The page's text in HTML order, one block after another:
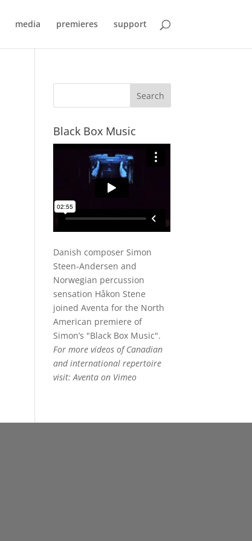
media premieres support
Black Box Music
Danish composer Simon
Steen-Andersen and
Norwegian percussion
sensation Håkon Stene
joined Aventa for the North
American premiere of
Simon’s "Black Box Music".
For more videos of Canadian
and international repertoire
visit:Aventa on Vimeo